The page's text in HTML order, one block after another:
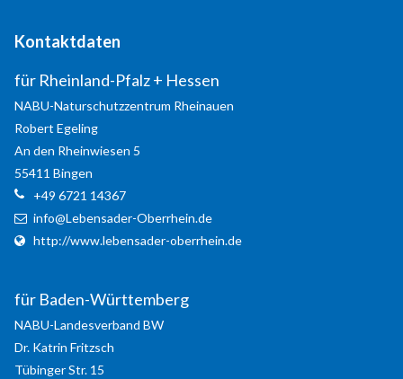
Kontaktdaten
für Rheinland-Pfalz + Hessen
NABU-Naturschutzzentrum Rheinauen
Robert Egeling
An den Rheinwiesen 5
55411 Bingen
+49 6721 14367
info@Lebensader-Oberrhein.de
http://www.lebensader-oberrhein.de
für Baden-Württemberg
NABU-Landesverband BW
Dr. Katrin Fritzsch
Tübinger Str. 15
Lorem ipsum dolor sit amet, consectetuer adipiscing
elit. Aenean commodo ligula eget dolor.